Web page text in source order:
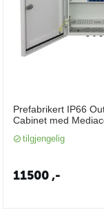
Prefabrikert IP66
Cabinet med
Switch og UPS
tilgjengelig
11500,-